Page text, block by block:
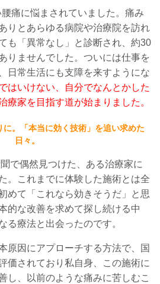
痛に悩まされていました。痛み
りとあらゆる病院や治療院を訪れ
も「異常なし」と診断され、約30
りませんでした。ついには仕事を
日常生活にも支障を来すようにな
はいけない、自分でなんとかした
療家を目指す道が始まりました。
に。「本当に効く技術」を追い求めた
日々。
で偶然見つけた、ある治療家に
。これまでに体験した施術とは全
めて「これなら効きそうだ」と思
的な改善を求めて探し続ける中
る療法と出会ったのです。
原因にアプローチする方法で、
国
価されており私自身、この施術に
し、以前のような痛みに苦しむこ